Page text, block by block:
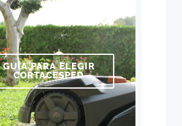
GUÍA PARA ELEGIR
CORTACÉSPED